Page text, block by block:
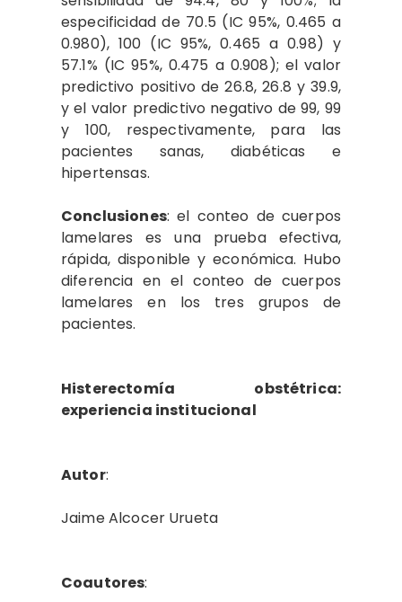
especificidad de 70.5 (IC 95%, 0.465 a
0.980), 100 (IC 95%, 0.465 a 0.98) y
57.1% (IC 95%, 0.475 a 0.908); el valor
predictivo positivo de 26.8, 26.8 y 39.9,
y el valor predictivo negativo de 99, 99
y 100, respectivamente, para las
pacientes sanas, diabéticas e
hipertensas.
Conclusiones: el conteo de cuerpos
lamelares es una prueba efectiva,
rápida, disponible y económica. Hubo
diferencia en el conteo de cuerpos
lamelares en los tres grupos de
pacientes.
Histerectomía obstétrica:
experiencia institucional
Autor:
Jaime Alcocer Urueta
Coautores: